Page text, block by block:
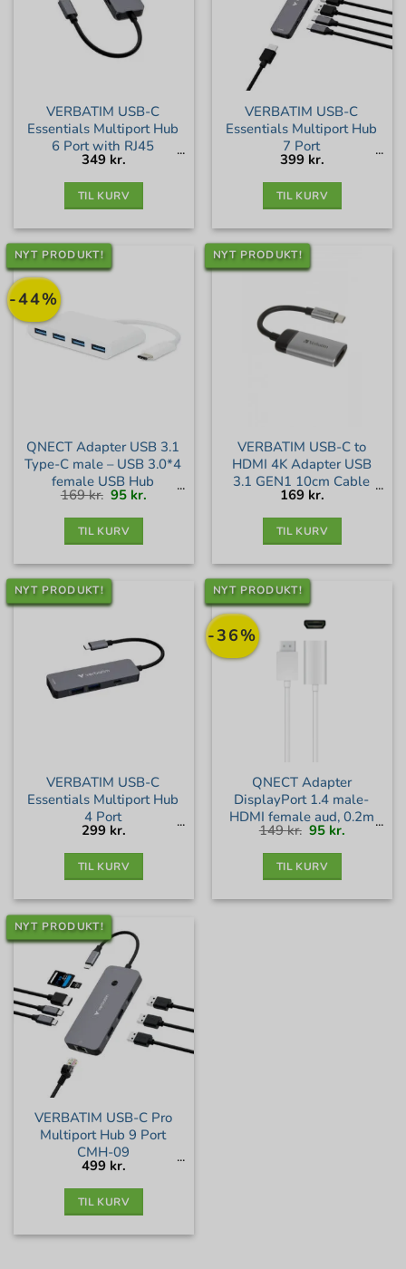
VERBATIM USB-C
Essentials Multiport Hub
6 Port with RJ45
349 kr.
TIL KURV
VERBATIM USB-C
Essentials Multiport Hub
7 Port
399 kr.
TIL KURV
-44%
NYT PRODUKT!
QNECT Adapter USB 3.1
Type-C male – USB 3.0*4
female USB Hub
169kr. Den
oprindelige
pris
95 kr.
TIL KURV
NYT PRODUKT!
VERBATIM USB-C to
HDMI 4K Adapter USB
3.1 GEN1 10cm Cable
169 kr.
TIL KURV
NYT PRODUKT!
VERBATIM USB-C
Essentials Multiport Hub
4 Port
299 kr.
TIL KURV
-36%
NYT PRODUKT!
QNECT Adapter
DisplayPort 1.4 male-
HDMI female aud, 0.2m
149kr. Den
oprindelige
pris
95 kr.
TIL KURV
NYT PRODUKT!
VERBATIM USB-C Pro
Multiport Hub 9 Port
CMH-09
499 kr.
TIL KURV